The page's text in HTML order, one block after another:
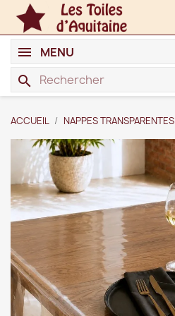
search
MENU
ACCUEIL NAPPES TRANSPARENTES